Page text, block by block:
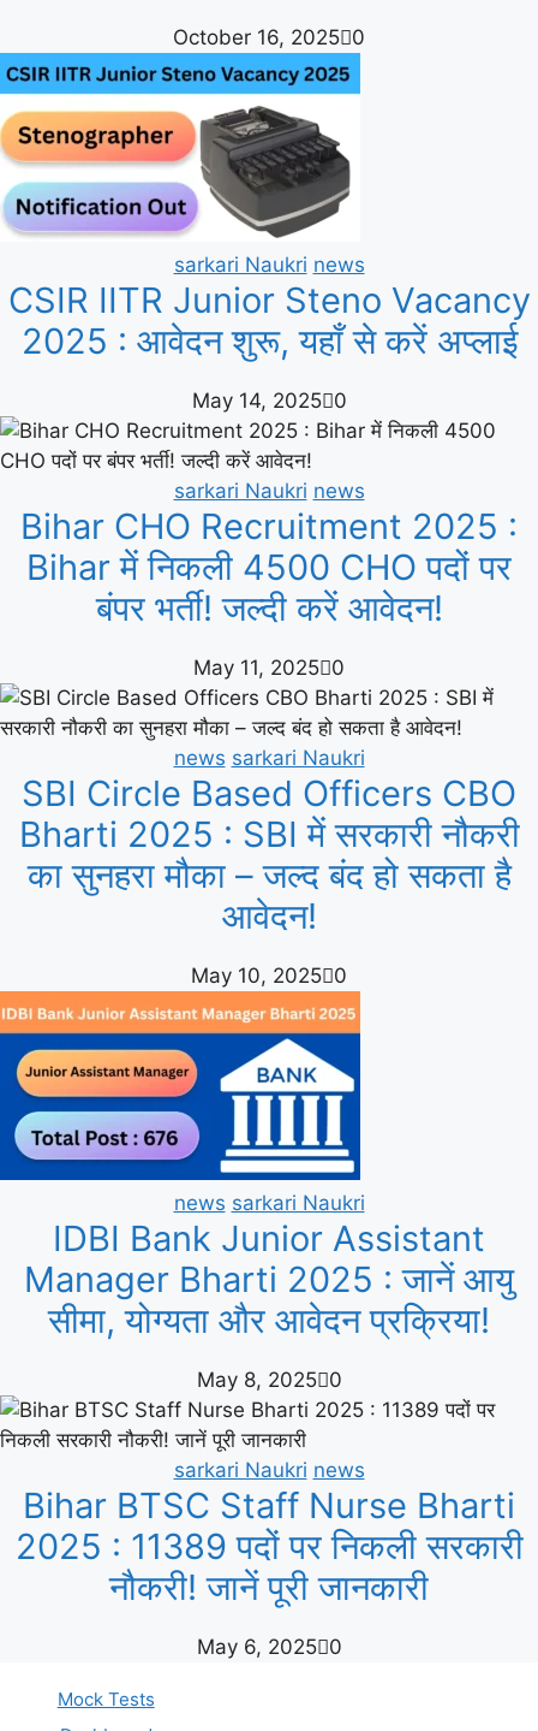
October 16, 2025 0
sarkari Naukri news
CSIR IITR Junior Steno Vacancy
2025 : आवेदन शुरू, यहाँ से करें अप्लाई
May 14, 2025 0
sarkari Naukri news
Bihar CHO Recruitment 2025 :
Bihar में निकली 4500 CHO पदों पर
बंपर भर्ती! जल्दी करें आवेदन!
May 11, 2025 0
news sarkari Naukri
SBI Circle Based Officers CBO
Bharti 2025 : SBI में सरकारी नौकरी
का सुनहरा मौका – जल्द बंद हो सकता है
आवेदन!
May 10, 2025 0
news sarkari Naukri
IDBI Bank Junior Assistant
Manager Bharti 2025 : जानें आयु
सीमा, योग्यता और आवेदन प्रक्रिया!
May 8, 2025 0
sarkari Naukri news
Bihar BTSC Staff Nurse Bharti
2025 : 11389 पदों पर निकली सरकारी
नौकरी! जानें पूरी जानकारी
May 6, 2025 0
Mock Tests